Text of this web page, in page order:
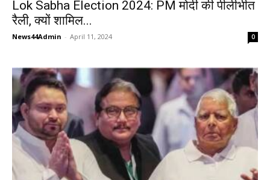
Lok Sabha Election 2024: PM मोदी की पीलीभीत
रैली, क्यों शामिल...
News44Admin - April 11, 2024 0